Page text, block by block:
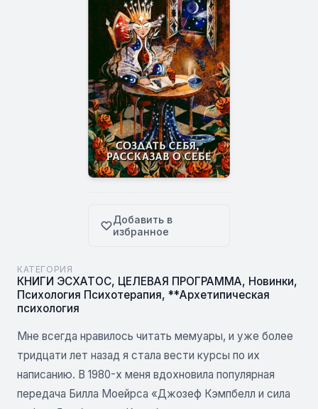
Добавить в
избранное
КАТЕГОРИЯ
КНИГИ ЭСХАТОС, ЦЕЛЕВАЯ ПРОГРАММА, Новинки,
Психология Психотерапия, **Архетипическая
психология
Мне всегда нравилось читать мемуары, и уже более
тридцати лет назад я стала вести курсы по их
написанию. В 1980-х меня вдохновила популярная
передача Билла Моейрса «Джозеф Кэмпбелл и сила